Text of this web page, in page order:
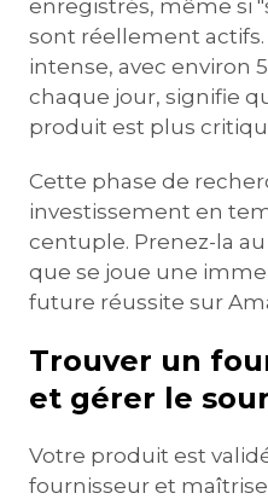
enregistrés, même si
sont réellement
intense, avec environ
chaque jour, signifie
produit est plus
Cette phase de
investissement en
centuple. Prenez-la
que se joue une
future réussite sur
Trouver un
et gérer le
Votre produit est
fournisseur et